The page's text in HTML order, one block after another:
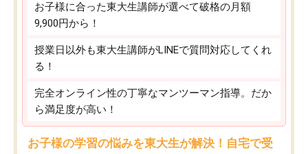
お子様に合った東大生講師が選べて破格の月額
9,900円から！
授業日以外も東大生講師がLINEで質問対応してくれ
る！
完全オンライン性の丁寧なマンツーマン指導。だか
ら満足度が高い！
お子様の学習の悩みを東大生が解決！自宅で受